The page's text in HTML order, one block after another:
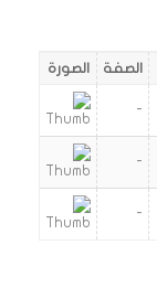
الصفة الصورة
-
-
-